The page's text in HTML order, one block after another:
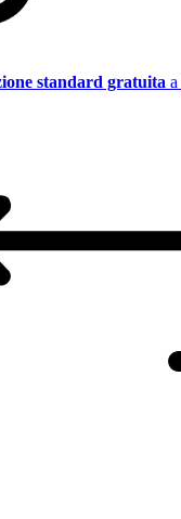
standard gratuita